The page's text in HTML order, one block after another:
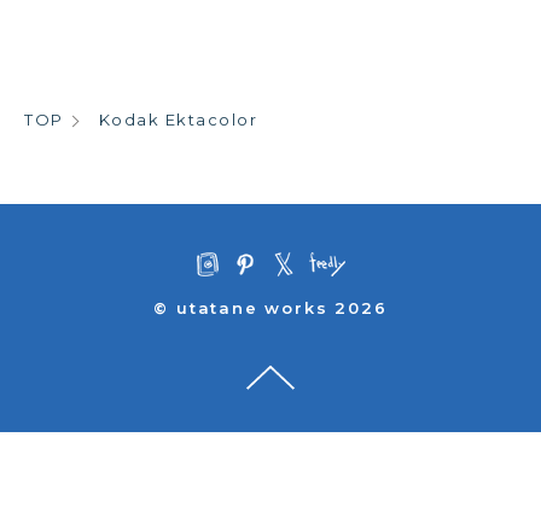
TOP Kodak Ektacolor
ニューバランス最高
© utatane works 2026